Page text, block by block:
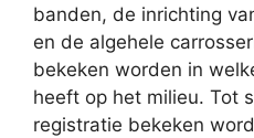
banden, de inrichting
en de algehele
bekeken worden in
heeft op het milieu. Tot
registratie bekeken